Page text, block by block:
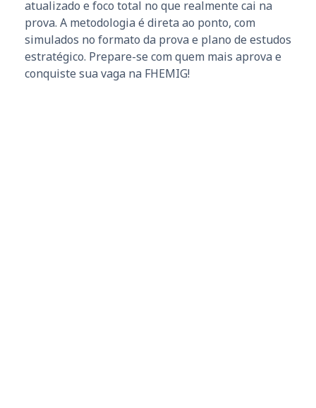
atualizado e foco total no que realmente cai na
prova. A metodologia é direta ao ponto, com
simulados no formato da prova e plano de estudos
estratégico. Prepare-se com quem mais aprova e
conquiste sua vaga na FHEMIG!